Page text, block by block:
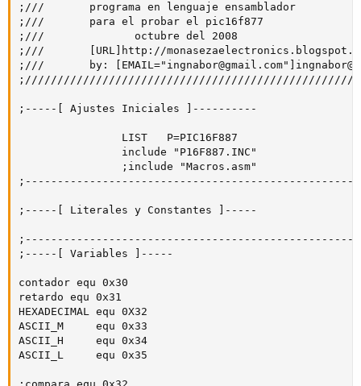
;///       programa en lenguaje ensamblador
;///       para el probar el pic16f877
;///              octubre del 2008
;///       [URL]http://
;///       by:
;-----[ Ajustes Iniciales ]----------
                LIST   P=PIC16F887
                include "P16F887.INC"
                ;include "Macros.asm"
;-----[ Literales y Constantes ]-----
;-----[ Variables ]-----
contador equ 0x30
retardo equ 0x31
HEXADECIMAL equ 0X32
ASCII_M     equ 0x33
ASCII_H     equ 0x34
ASCII_L     equ 0x35